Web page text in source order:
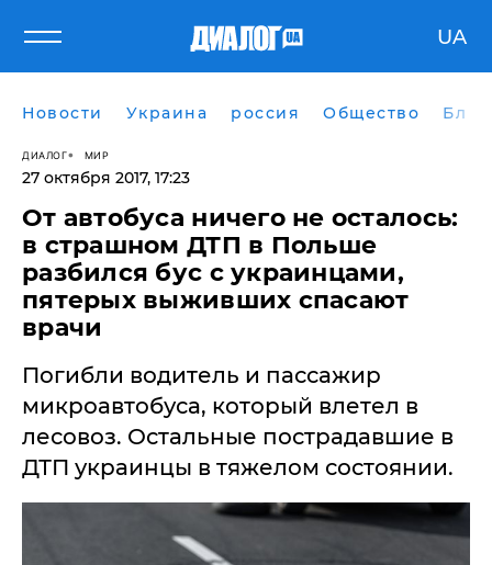
UA
Новости Украина россия Общество
ДИАЛОГ МИР
27 октября 2017, 17:23
От автобуса ничего не осталось:
в страшном ДТП в Польше
разбился бус с украинцами,
пятерых выживших спасают
врачи
Погибли водитель и пассажир
микроавтобуса, который влетел в
лесовоз. Остальные пострадавшие в
ДТП украинцы в тяжелом состоянии.